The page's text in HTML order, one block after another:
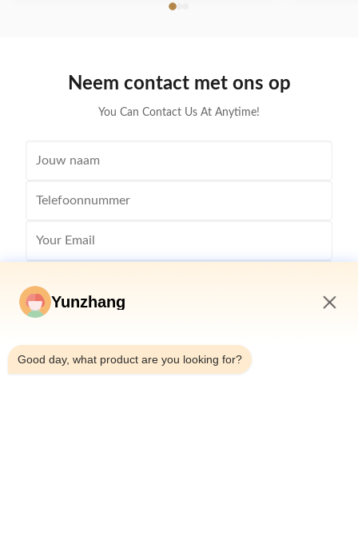
nowadays, also be the color that can improve
Neem contact met ons op
You Can Contact Us At Anytime!
Yunzhang
Good day, what product are you looking for?